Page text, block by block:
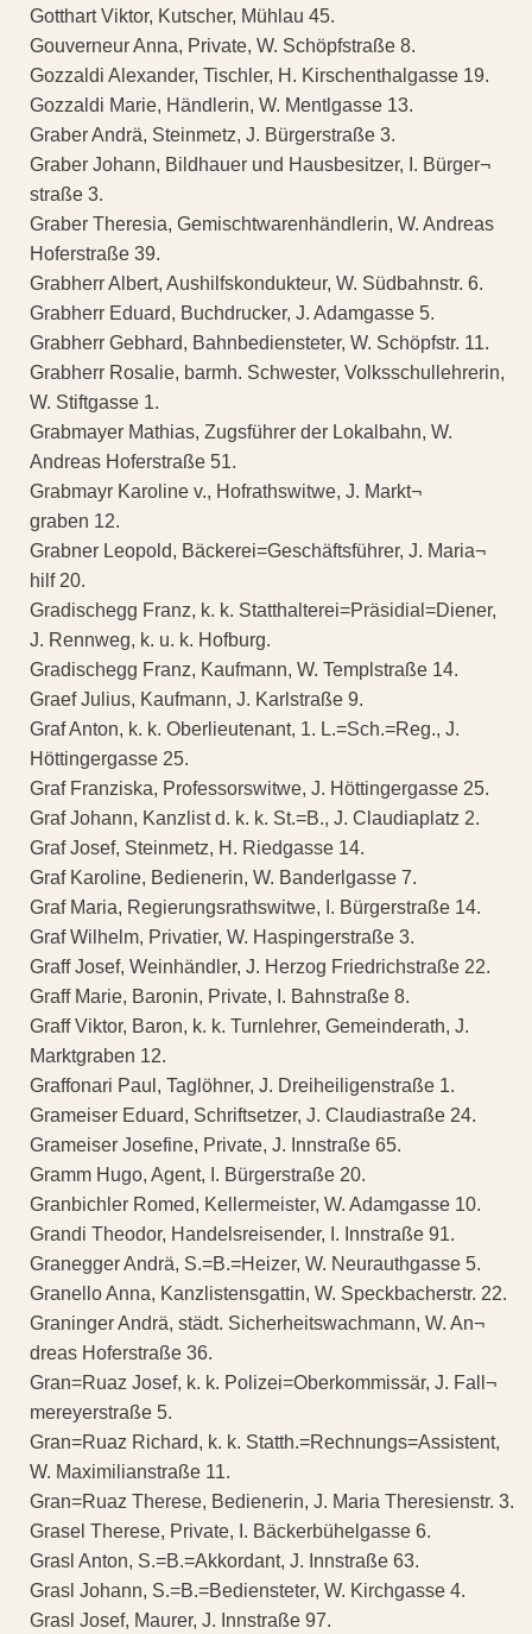
Gotthart Viktor, Kutscher, Mühlau 45.
Gouverneur Anna, Private, W. Schöpfstraße 8.
Gozzaldi Alexander, Tischler, H. Kirschenthalgasse 19.
Gozzaldi Marie, Händlerin, W. Mentlgasse 13.
Graber Andrä, Steinmetz, J. Bürgerstraße 3.
Graber Johann, Bildhauer und Hausbesitzer, I. Bürger¬
straße 3.
Graber Theresia, Gemischtwarenhändlerin, W. Andreas
Hoferstraße 39.
Grabherr Albert, Aushilfskondukteur, W. Südbahnstr. 6.
Grabherr Eduard, Buchdrucker, J. Adamgasse 5.
Grabherr Gebhard, Bahnbediensteter, W. Schöpfstr. 11.
Grabherr Rosalie, barmh. Schwester, Volksschullehrerin,
W. Stiftgasse 1.
Grabmayer Mathias, Zugsführer der Lokalbahn, W.
Andreas Hoferstraße 51.
Grabmayr Karoline v., Hofrathswitwe, J. Markt¬
graben 12.
Grabner Leopold, Bäckerei=Geschäftsführer, J. Maria¬
hilf 20.
Gradischegg Franz, k. k. Statthalterei=Präsidial=Diener,
J. Rennweg, k. u. k. Hofburg.
Gradischegg Franz, Kaufmann, W. Templstraße 14.
Graef Julius, Kaufmann, J. Karlstraße 9.
Graf Anton, k. k. Oberlieutenant, 1. L.=Sch.=Reg., J.
Höttingergasse 25.
Graf Franziska, Professorswitwe, J. Höttingergasse 25.
Graf Johann, Kanzlist d. k. k. St.=B., J. Claudiaplatz 2.
Graf Josef, Steinmetz, H. Riedgasse 14.
Graf Karoline, Bedienerin, W. Banderlgasse 7.
Graf Maria, Regierungsrathswitwe, I. Bürgerstraße 14.
Graf Wilhelm, Privatier, W. Haspingerstraße 3.
Graff Josef, Weinhändler, J. Herzog Friedrichstraße 22.
Graff Marie, Baronin, Private, I. Bahnstraße 8.
Graff Viktor, Baron, k. k. Turnlehrer, Gemeinderath, J.
Marktgraben 12.
Graffonari Paul, Taglöhner, J. Dreiheiligenstraße 1.
Grameiser Eduard, Schriftsetzer, J. Claudiastraße 24.
Grameiser Josefine, Private, J. Innstraße 65.
Gramm Hugo, Agent, I. Bürgerstraße 20.
Granbichler Romed, Kellermeister, W. Adamgasse 10.
Grandi Theodor, Handelsreisender, I. Innstraße 91.
Granegger Andrä, S.=B.=Heizer, W. Neurauthgasse 5.
Granello Anna, Kanzlistensgattin, W. Speckbacherstr. 22.
Graninger Andrä, städt. Sicherheitswachmann, W. An¬
dreas Hoferstraße 36.
Gran=Ruaz Josef, k. k. Polizei=Oberkommissär, J. Fall¬
mereyerstraße 5.
Gran=Ruaz Richard, k. k. Statth.=Rechnungs=Assistent,
W. Maximilianstraße 11.
Gran=Ruaz Therese, Bedienerin, J. Maria Theresienstr. 3.
Grasel Therese, Private, I. Bäckerbühelgasse 6.
Grasl Anton, S.=B.=Akkordant, J. Innstraße 63.
Grasl Johann, S.=B.=Bediensteter, W. Kirchgasse 4.
Grasl Josef, Maurer, J. Innstraße 97.